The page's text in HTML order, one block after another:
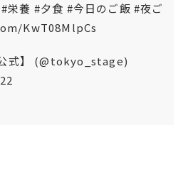
#栄養 #夕食 #今日のご飯 #夜ご
KwT08MlpCs
式】 (@tokyo_stage)